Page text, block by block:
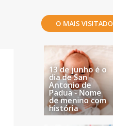
O MAIS VISITADO
13 de junho é o
dia de San
Antonio de
Padua - Nome
de menino com
história